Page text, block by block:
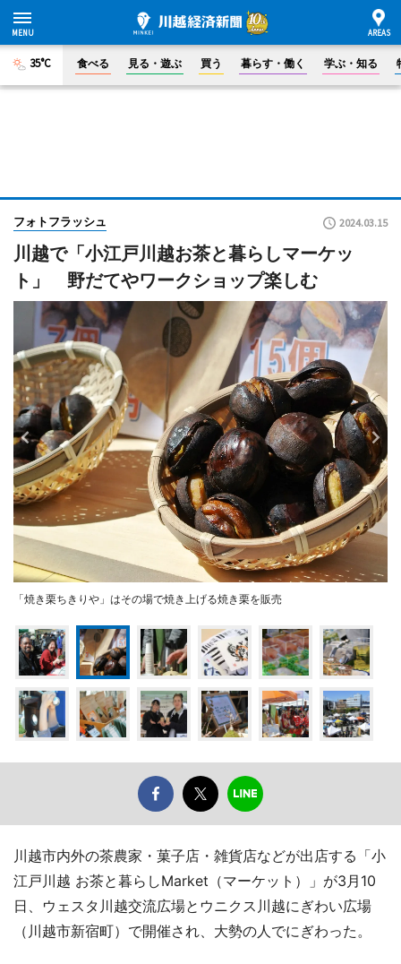
35°C 食べる 見る・遊ぶ 買う 暮らす・働く 学ぶ・知る
フォトフラッシュ 2024.03.15
川越で「小江戸川越お茶と暮らしマーケッ
ト」 野だてやワークショップ楽しむ
「焼き栗ちきりや」はその場で焼き上げる焼き栗を販売
川越市内外の茶農家・菓子店・雑貨店などが出店する「小
江戸川越 お茶と暮らしMarket（マーケット）」が3月10
日、ウェスタ川越交流広場とウニクス川越にぎわい広場
（川越市新宿町）で開催され、大勢の人でにぎわった。